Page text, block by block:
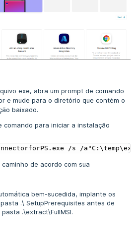
exe, abra um prompt de comando
e mude para o diretório que contém o
baixado.
comando para iniciar a instalação
/s / Genérico
de acordo com sua
bem-sucedida, implante os
.\ SetupPrerequisites antes de
.\extract\FullMSI.